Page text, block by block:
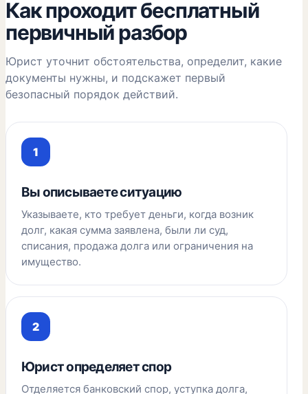
Как проходит бесплатный
первичный разбор
Юрист уточнит обстоятельства, определит, какие
документы нужны, и подскажет первый
безопасный порядок действий.
Вы описываете ситуацию
Указываете, кто требует деньги, когда возник
долг, какая сумма заявлена, были ли суд,
списания, продажа долга или ограничения на
имущество.
Юрист определяет спор
Отделяется банковский спор, уступка долга,